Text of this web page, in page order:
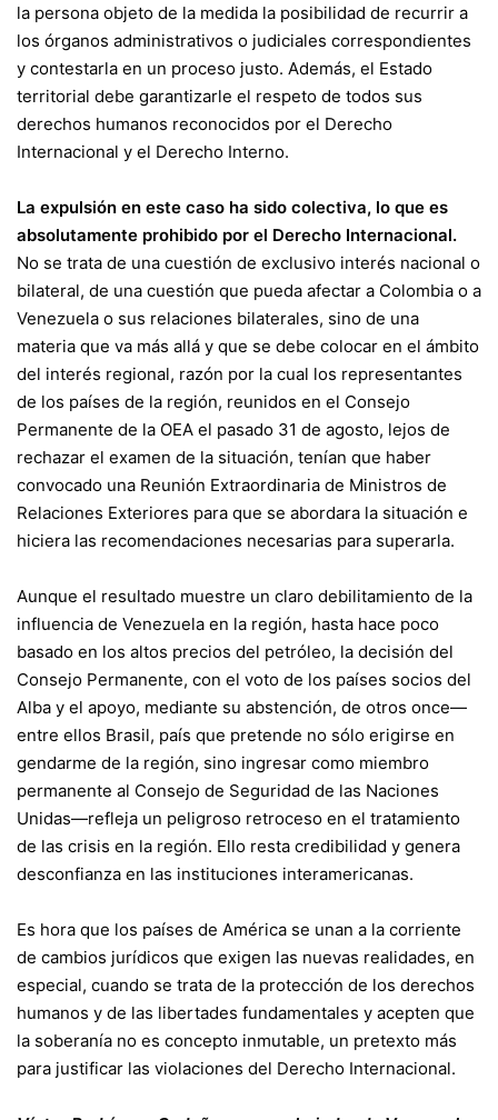
la persona objeto de la medida la posibilidad de recurrir a
los órganos administrativos o judiciales correspondientes
y contestarla en un proceso justo. Además, el Estado
territorial debe garantizarle el respeto de todos sus
derechos humanos reconocidos por el Derecho
Internacional y el Derecho Interno.
La expulsión en este caso ha sido colectiva, lo que es
absolutamente prohibido por el Derecho Internacional.
No se trata de una cuestión de exclusivo interés nacional o
bilateral, de una cuestión que pueda afectar a Colombia o a
Venezuela o sus relaciones bilaterales, sino de una
materia que va más allá y que se debe colocar en el ámbito
del interés regional, razón por la cual los representantes
de los países de la región, reunidos en el Consejo
Permanente de la OEA el pasado 31 de agosto, lejos de
rechazar el examen de la situación, tenían que haber
convocado una Reunión Extraordinaria de Ministros de
Relaciones Exteriores para que se abordara la situación e
hiciera las recomendaciones necesarias para superarla.
Aunque el resultado muestre un claro debilitamiento de la
influencia de Venezuela en la región, hasta hace poco
basado en los altos precios del petróleo, la decisión del
Consejo Permanente, con el voto de los países socios del
Alba y el apoyo, mediante su abstención, de otros once—
entre ellos Brasil, país que pretende no sólo erigirse en
gendarme de la región, sino ingresar como miembro
permanente al Consejo de Seguridad de las Naciones
Unidas—refleja un peligroso retroceso en el tratamiento
de las crisis en la región. Ello resta credibilidad y genera
desconfianza en las instituciones interamericanas.
Es hora que los países de América se unan a la corriente
de cambios jurídicos que exigen las nuevas realidades, en
especial, cuando se trata de la protección de los derechos
humanos y de las libertades fundamentales y acepten que
la soberanía no es concepto inmutable, un pretexto más
para justificar las violaciones del Derecho Internacional.